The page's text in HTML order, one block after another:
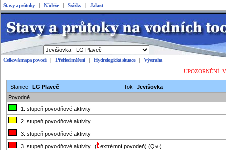
Stavy a průtoky Nádrže Srážky Jakost
Celková mapa povodí Přehled měření Hydrologická situace Výstraha
UPOZORNĚNÍ:
Stanice LG Plaveč Tok
Jevišovka
Povodně
1. stupeň povodňové aktivity
2. stupeň povodňové aktivity
3. stupeň povodňové aktivity
3. stupeň povodňové aktivity ( extrémní povodeň) (Q50)